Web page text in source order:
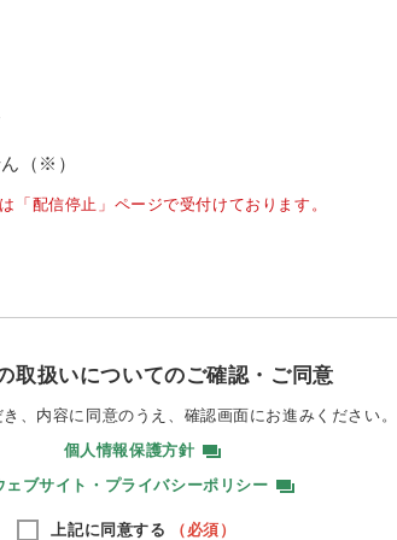
（※）
「配信停止」ページで受付けております。
取扱いについてのご確認・ご同意
、内容に同意のうえ、 確認画面にお進みください。
個人情報保護方針
ェブサイト・プライバシーポリシー
上記に同意する （必須）